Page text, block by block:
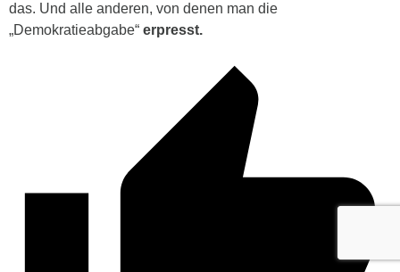
das. Und alle anderen, von denen man die
„Demokratieabgabe“ erpresst.